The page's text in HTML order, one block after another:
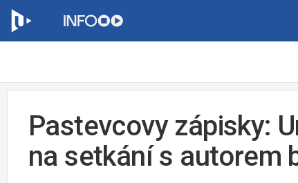
Pastevcovy zápisky:
na setkání s autorem